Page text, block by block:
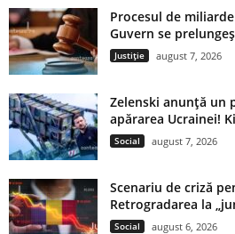
Procesul de
Guvern se
Justiție august 7, 2026
Zelenski anunță un
apărarea Ucrainei!
Social august 7, 2026
Scenariu de criză
Retrogradarea la
Social august 6, 2026